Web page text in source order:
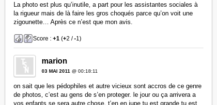
La photo est plus qu’inutile, a part pour les assistantes sociales à
la rigueur mais de là faire les gros choqués parce qu’on voit une
zigounette… Après ce n’est que mon avis.
Score :+1 (+2 /-1)
marion
03 MAI 2011 @ 00:18:11
on sait que les pédophiles et autre vicieux sont accros de ce genre
de photos, c’est au gens de s’en proteger. le jour ou ça arrivera a
vos enfants se sera autre chose. t’en en jupe tu est grande tu est